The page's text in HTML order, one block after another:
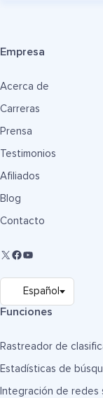
Empresa
Acerca de
Carreras
Prensa
Testimonios
Afiliados
Blog
Contacto
Funciones
Rastreador de
Estadísticas de
Integración de redes